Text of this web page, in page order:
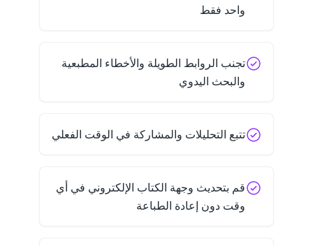
واحد فقط
تجنب الروابط الطويلة والأخطاء المطبعية
والبحث اليدوي
تتبع التحليلات والمشاركة في الوقت الفعلي
قم بتحديث وجهة الكتاب الإلكتروني في أي
وقت دون إعادة الطباعة